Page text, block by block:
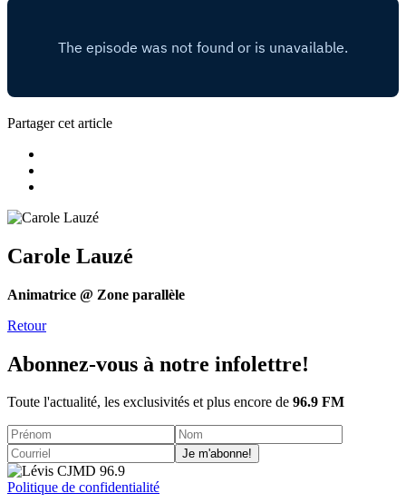
Partager cet article
Carole Lauzé
Animatrice @ Zone parallèle
Retour
Abonnez-vous à notre infolettre!
Toute l'actualité, les exclusivités et plus encore de 96.9 FM
Je m'abonne!
Politique de confidentialité